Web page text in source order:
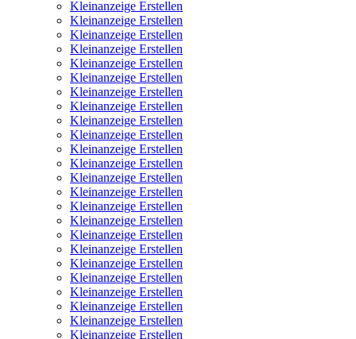
Kleinanzeige Erstellen
Kleinanzeige Erstellen
Kleinanzeige Erstellen
Kleinanzeige Erstellen
Kleinanzeige Erstellen
Kleinanzeige Erstellen
Kleinanzeige Erstellen
Kleinanzeige Erstellen
Kleinanzeige Erstellen
Kleinanzeige Erstellen
Kleinanzeige Erstellen
Kleinanzeige Erstellen
Kleinanzeige Erstellen
Kleinanzeige Erstellen
Kleinanzeige Erstellen
Kleinanzeige Erstellen
Kleinanzeige Erstellen
Kleinanzeige Erstellen
Kleinanzeige Erstellen
Kleinanzeige Erstellen
Kleinanzeige Erstellen
Kleinanzeige Erstellen
Kleinanzeige Erstellen
Kleinanzeige Erstellen